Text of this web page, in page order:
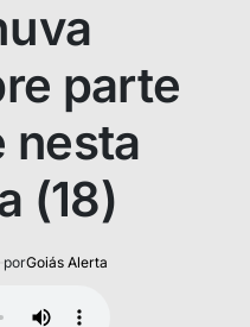
parte
nesta
(18)
porGoiás Alerta